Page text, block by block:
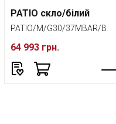
PATIO скло/білий
PATIO/M/G30/37MBAR/B
64 993 грн.